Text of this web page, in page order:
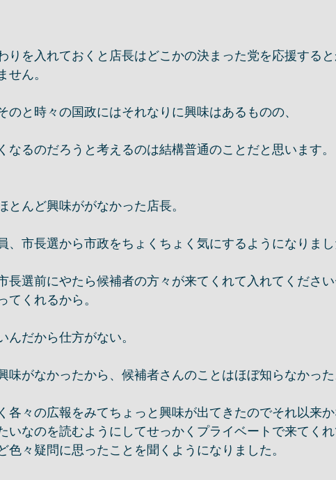
りを入れておくと店長はどこかの決まった党を応援する
せん。
のと時々の国政にはそれなりに興味はあるものの、
なるのだろうと考えるのは結構普通のことだと思います。
とんど興味ががなかった店長。
、市長選から市政をちょくちょく気にするようになりま
長選前にやたら候補者の方々が来てくれて入れてくださ
てくれるから。
んだから仕方がない。
味がなかったから、候補者さんのことはほぼ知らなかっ
各々の広報をみてちょっと興味が出てきたのでそれ以来
いなのを読むようにしてせっかくプライベートで来てく
色々疑問に思ったことを聞くようになりました。